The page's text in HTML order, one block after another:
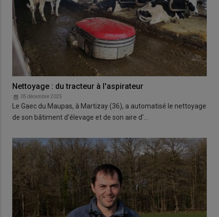
Nettoyage : du tracteur à l'aspirateur
05 décembre 2025
Le Gaec du Maupas, à Martizay (36), a automatisé le nettoyage
de son bâtiment d'élevage et de son aire d'…